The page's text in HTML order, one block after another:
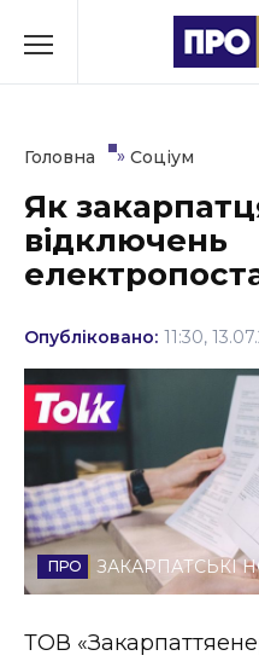
до
Культура
Освіта
Події
Політика
Соціум
Спорт
Стиль життя
Головна » Соціум
Як
відключень
Опубліковано: 11:30,
ЗАКАРПАТСЬКІ
ТОВ